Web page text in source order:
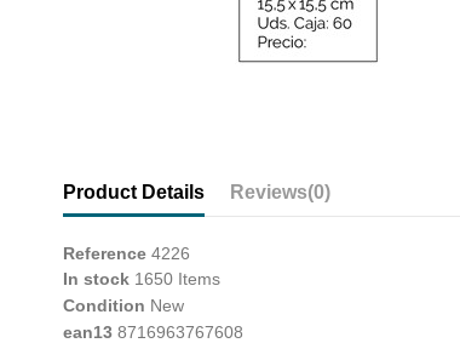
Product Details Reviews(0)
Reference 4226
In stock 1650 Items
Condition New
ean13 8716963767608